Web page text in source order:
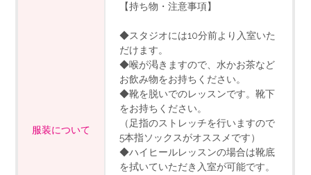
服装について
【持ち物・注意事項】
◆スタジオには10分前より入室いた
だけます。
◆喉が渇きますので、水かお茶など
お飲み物をお持ちください。
◆靴を脱いでのレッスンです。靴下
をお持ちください。
（足指のストレッチを行いますので
5本指ソックスがオススメです）
◆ハイヒールレッスンの場合は靴底
を拭いていただき入室が可能です。